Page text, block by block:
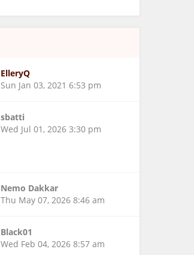
ElleryQ
Sun Jan 03, 2021 6:53 pm
sbatti
Wed Jul 01, 2026 3:30 pm
Nemo Dakkar
Thu May 07, 2026 8:46 am
Black01
Wed Feb 04, 2026 8:57 am